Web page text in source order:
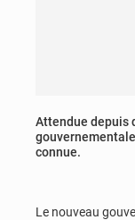
Attendue depuis
connue.
Le nouveau